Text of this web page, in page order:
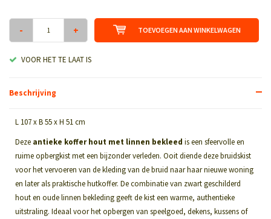
- + TOEVOEGEN AAN WINKELWAGEN
VOOR HET TE LAAT IS
Beschrijving
L 107 x B 55 x H 51 cm
Deze antieke koffer hout met linnen bekleed is een sfeervolle en
ruime opbergkist met een bijzonder verleden. Ooit diende deze bruidskist
voor het vervoeren van de kleding van de bruid naar haar nieuwe woning
en later als praktische hutkoffer. De combinatie van zwart geschilderd
hout en oude linnen bekleding geeft de kist een warme, authentieke
uitstraling. Ideaal voor het opbergen van speelgoed, dekens, kussens of